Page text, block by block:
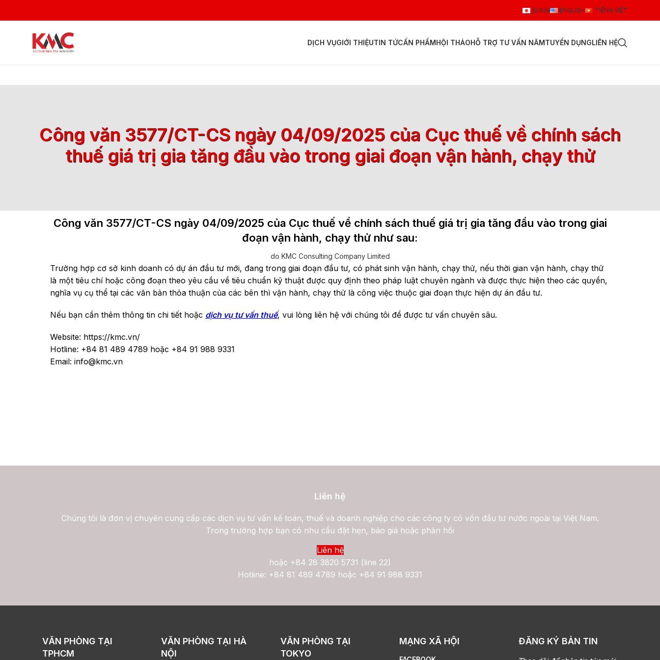
日本語 ENGLISH TIẾNG VIỆT
DỊCH VỤGIỚI THIỆUTIN TỨCẤN PHẨMHỘI THẢOHỖ TRỢ TƯ VẤN NĂMTUYỂN DỤNGLIÊN HỆ
Công văn 3577/CT-CS ngày 04/09/2025 của Cục thuế về chính sách
thuế giá trị gia tăng đầu vào trong giai đoạn vận hành, chạy thử
Công văn 3577/CT-CS ngày 04/09/2025 của Cục thuế về chính sách thuế giá trị gia tăng đầu vào trong giai
đoạn vận hành, chạy thử như sau:
do KMC Consulting Company Limited
Trường hợp cơ sở kinh doanh có dự án đầu tư mới, đang trong giai đoạn đầu tư, có phát sinh vận hành, chạy thử, nếu thời gian vận hành, chạy thử
là một tiêu chí hoặc công đoạn theo yêu cầu về tiêu chuẩn kỹ thuật được quy định theo pháp luật chuyên ngành và được thực hiện theo các quyền,
nghĩa vụ cụ thể tại các văn bản thỏa thuận của các bên thì vận hành, chạy thử là công việc thuộc giai đoạn thực hiện dự án đầu tư.
Nếu bạn cần thêm thông tin chi tiết hoặc dịch vụ tư vấn thuế, vui lòng liên hệ với chúng tôi để được tư vấn chuyên sâu.
Website: https://kmc.vn/
Hotline: +84 81 489 4789 hoặc +84 91 988 9331
Email: info@kmc.vn
Liên hệ
Chúng tôi là đơn vị chuyên cung cấp các dịch vụ tư vấn kế toán, thuế và doanh nghiệp cho các công ty có vốn đầu tư nước ngoài tại Việt Nam.
Trong trường hợp bạn có nhu cầu đặt hẹn, báo giá hoặc phản hồi
Liên hệ
hoặc +84 28 3820 5731 (line 22)
Hotline: +84 81 489 4789 hoặc +84 91 988 9331
VĂN PHÒNG TẠI
TPHCM
VĂN PHÒNG TẠI HÀ
NỘI
VĂN PHÒNG TẠI
TOKYO
MẠNG XÃ HỘI ĐĂNG KÝ BẢN TIN